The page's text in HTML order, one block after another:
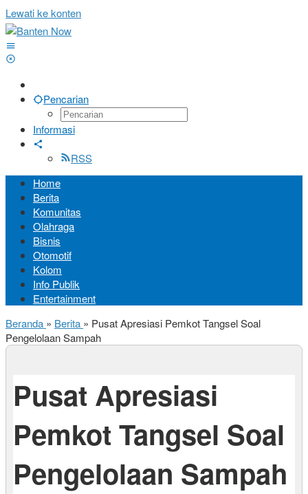
Lewati ke konten
Pencarian
Informasi
RSS
Home
Berita
Komunitas
Olahraga
Bisnis
Otomotif
Kolom
Info Publik
Entertainment
Beranda » Berita » Pusat Apresiasi Pemkot Tangsel Soal
Pengelolaan Sampah
Pusat Apresiasi
Pemkot Tangsel Soal
Pengelolaan Sampah